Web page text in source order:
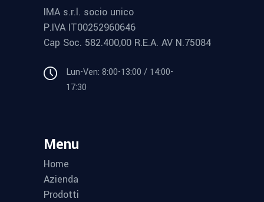
IMA s.r.l. socio unico
P.IVA IT00252960646
Cap Soc. 582.400,00 R.E.A. AV N.75084
Lun-Ven: 8:00-13:00 / 14:00-
17:30
Menu
Home
Azienda
Prodotti